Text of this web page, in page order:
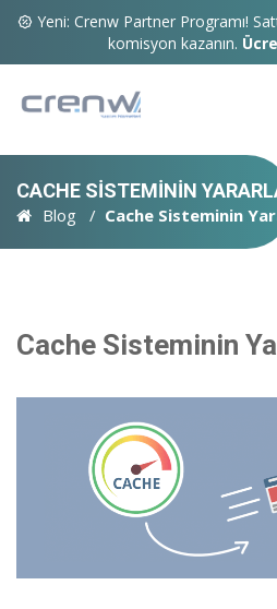
Yeni: Crenw Partner Programı!
komisyon kazanın.
CACHE SISTEMININ
Blog Cache Sisteminin
Cache Sisteminin